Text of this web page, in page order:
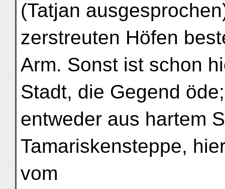
(Tatjan
zerstreuten Höfen
Arm. Sonst ist schon
Stadt, die Gegend
entweder aus hartem
Tamariskensteppe,
vom